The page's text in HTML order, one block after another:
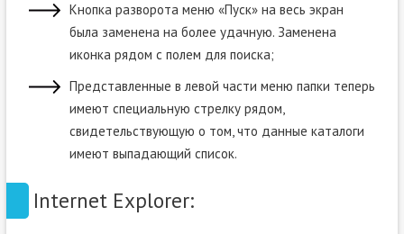
Кнопка разворота меню «Пуск» на весь экран
была заменена на более удачную. Заменена
иконка рядом с полем для поиска;
Представленные в левой части меню папки теперь
имеют специальную стрелку рядом,
свидетельствующую о том, что данные каталоги
имеют выпадающий список.
Internet Explorer: